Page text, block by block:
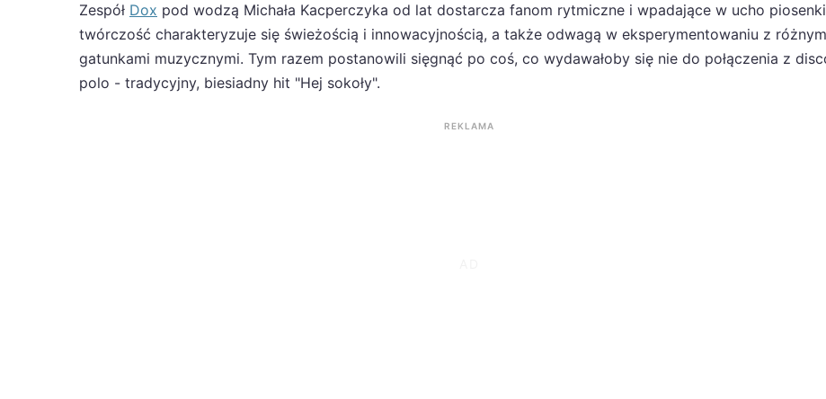
Zespół Dox pod wodzą Michała Kacperczyka od lat dostarcza fanom rytmiczne i wpadające w ucho
twórczość charakteryzuje się świeżością i innowacyjnością, a także odwagą w eksperymentowaniu z
gatunkami muzycznymi. Tym razem postanowili sięgnąć po coś, co wydawałoby się nie do połączenia z
polo - tradycyjny, biesiadny hit "Hej sokoły".
REKLAMA